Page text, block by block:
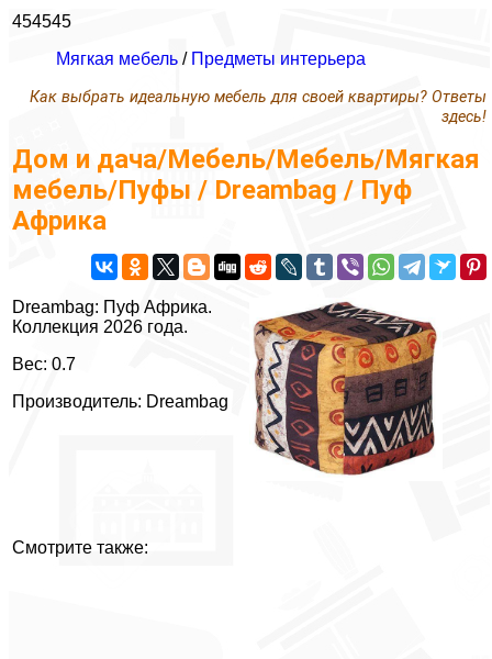
454545
Мягкая мебель / Предметы интерьера
Как выбрать идеальную мебель для своей квартиры? Ответы
здесь!
Дом и дача/Мебель/Мебель/Мягкая
мебель/Пуфы / Dreambag / Пуф
Африка
Dreambag: Пуф Африка.
Коллекция 2026 года.
Вес: 0.7
Производитель: Dreambag
Смотрите также: